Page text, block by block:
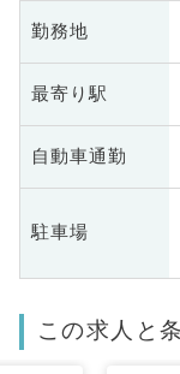
勤務地
最寄り駅
自動車通勤
駐車場
この求人と